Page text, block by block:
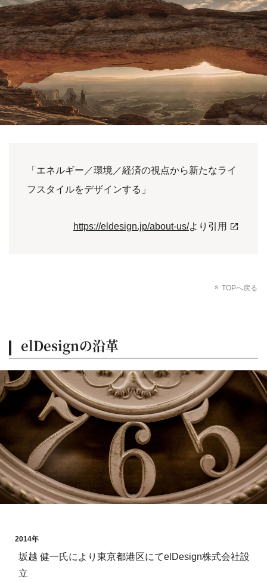
「エネルギー／環境／経済の視点から新たなライ
フスタイルをデザインする」
https://eldesign.jp/about-us/より引用
TOPへ戻る
elDesignの沿革
2014年
坂越 健一氏により東京都港区にてelDesign株式会社設
立